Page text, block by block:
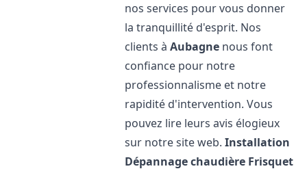
nos services pour vous donner
la tranquillité d'esprit. Nos
clients àAubagne nous font
confiance pour notre
professionnalisme et notre
rapidité d'intervention. Vous
pouvez lire leurs avis élogieux
sur notre site web.Installation
Dépannage chaudière Frisquet